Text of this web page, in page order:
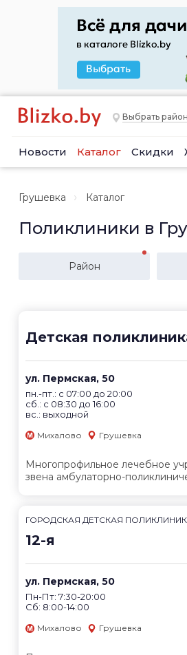
Выбрать район
Новости Каталог Скидки
Грушевка Каталог
Поликлиники в
Район
Детская
ул. Пермская, 50
пн.-пт.: c 07:00 до 20:00
сб.: c 08:30 до 16:00
вс.: выходной
Михалово Грушевка
Многопрофильное лечебное
звена амбулаторно-
ГОРОДСКАЯ ДЕТСКАЯ
12-я
ул. Пермская, 50
Пн-Пт: 7:30-20:00
Сб: 8:00-14:00
Михалово Грушевка